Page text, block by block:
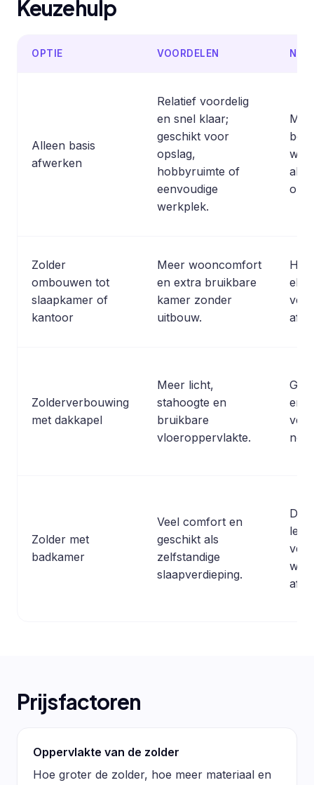
Keuzehulp
OPTIE VOORDELEN
Alleen basis
afwerken
Relatief voordelig
en snel klaar;
geschikt voor
opslag,
hobbyruimte of
eenvoudige
werkplek.
als
Zolder
ombouwen tot
slaapkamer of
kantoor
Meer wooncomfort
en extra bruikbare
kamer zonder
uitbouw.
Zolderverbouwing
met dakkapel
Meer licht,
stahoogte en
bruikbare
vloeroppervlakte.
en
Zolder met
badkamer
Veel comfort en
geschikt als
zelfstandige
slaapverdieping.
Prijsfactoren
Oppervlakte van de zolder
Hoe groter de zolder, hoe meer materiaal en